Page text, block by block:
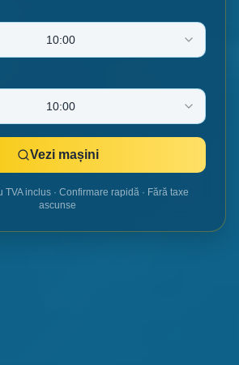
10:00
10:00
Vezi mașini
TVA inclus · Confirmare rapidă · Fără taxe
ascunse